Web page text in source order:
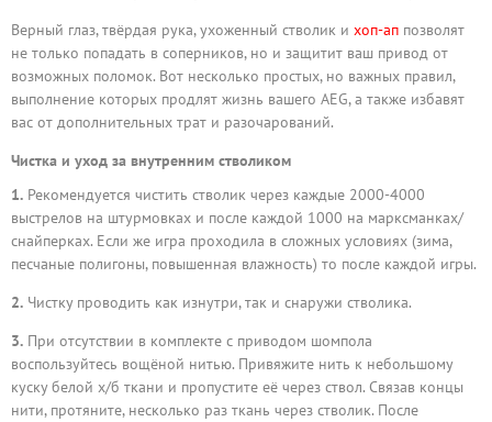
Верный глаз, твёрдая рука, ухоженный стволик и хоп-ап позволят
не только попадать в соперников, но и защитит ваш привод от
возможных поломок. Вот несколько простых, но важных правил,
выполнение которых продлят жизнь вашего AEG, а также избавят
вас от дополнительных трат и разочарований.
Чистка и уход за внутренним стволиком
1. Рекомендуется чистить стволик через каждые 2000-4000
выстрелов на штурмовках и после каждой 1000 на марксманках/
снайперках. Если же игра проходила в сложных условиях (зима,
песчаные полигоны, повышенная влажность) то после каждой игры.
2. Чистку проводить как изнутри, так и снаружи стволика.
3. При отсутствии в комплекте с приводом шомпола
воспользуйтесь вощёной нитью. Привяжите нить к небольшому
куску белой х/б ткани и пропустите её через ствол. Связав концы
нити, протяните, несколько раз ткань через стволик. После